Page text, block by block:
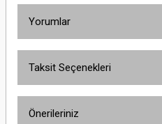
Yorumlar
Taksit Seçenekleri
Önerileriniz